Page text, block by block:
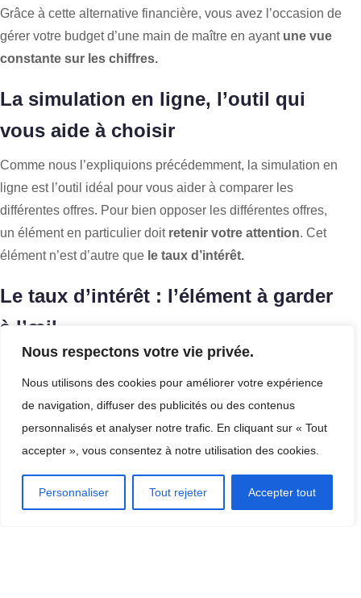
Nous respectons votre vie privée.
Nous utilisons des cookies pour améliorer votre expérience
de navigation, diffuser des publicités ou des contenus
personnalisés et analyser notre trafic. En cliquant sur « Tout
accepter », vous consentez à notre utilisation des cookies.
Personnaliser Tout rejeter Accepter tout
Grâce à cette alternative financière, vous avez l’occasion de
gérer votre budget d’une main de maître en ayant une vue
constante sur les chiffres.
La simulation en ligne, l’outil qui
vous aide à choisir
Comme nous l’expliquions précédemment, la simulation en
ligne est l’outil idéal pour vous aider à comparer les
différentes offres. Pour bien opposer les différentes offres,
un élément en particulier doit retenir votre attention. Cet
élément n’est d’autre que le taux d’intérêt.
Le taux d’intérêt : l’élément à garder
à l’œil
Vous pouvez moduler votre demande de regroupement de
crédits comme vous le désirez. Le montant, la durée, les
mensualités s’accordent à vos besoins.Le seul point que
vous ne pouvez pas choisir est le taux d’intérêt.
donne le ton de votre crédit. Votre but ultime est detrouver
celui qui se rapproche le plus de 0.C’est ce petit